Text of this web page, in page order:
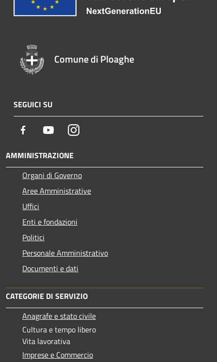
Comune di Ploaghe
SEGUICI SU
Facebook YoutubeInstagram
AMMINISTRAZIONE
Organi di Governo
Aree Amministrative
Uffici
Enti e fondazioni
Politici
Personale Amministrativo
Documenti e dati
CATEGORIE DI SERVIZIO
Anagrafe e stato civile
Cultura e tempo libero
Vita lavorativa
Imprese e Commercio